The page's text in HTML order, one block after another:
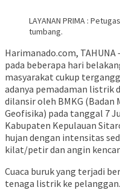
LAYANAN PRIMA :
tumbang.
Harimanado.com,
pada beberapa hari
masyarakat cukup
adanya pemadaman listrik
dilansir oleh BMKG
Geofisika) pada tanggal 7
Kabupaten Kepulauan
hujan dengan intensitas
kilat/petir dan angin
Cuaca buruk yang terjadi
tenaga listrik ke pelanggan.